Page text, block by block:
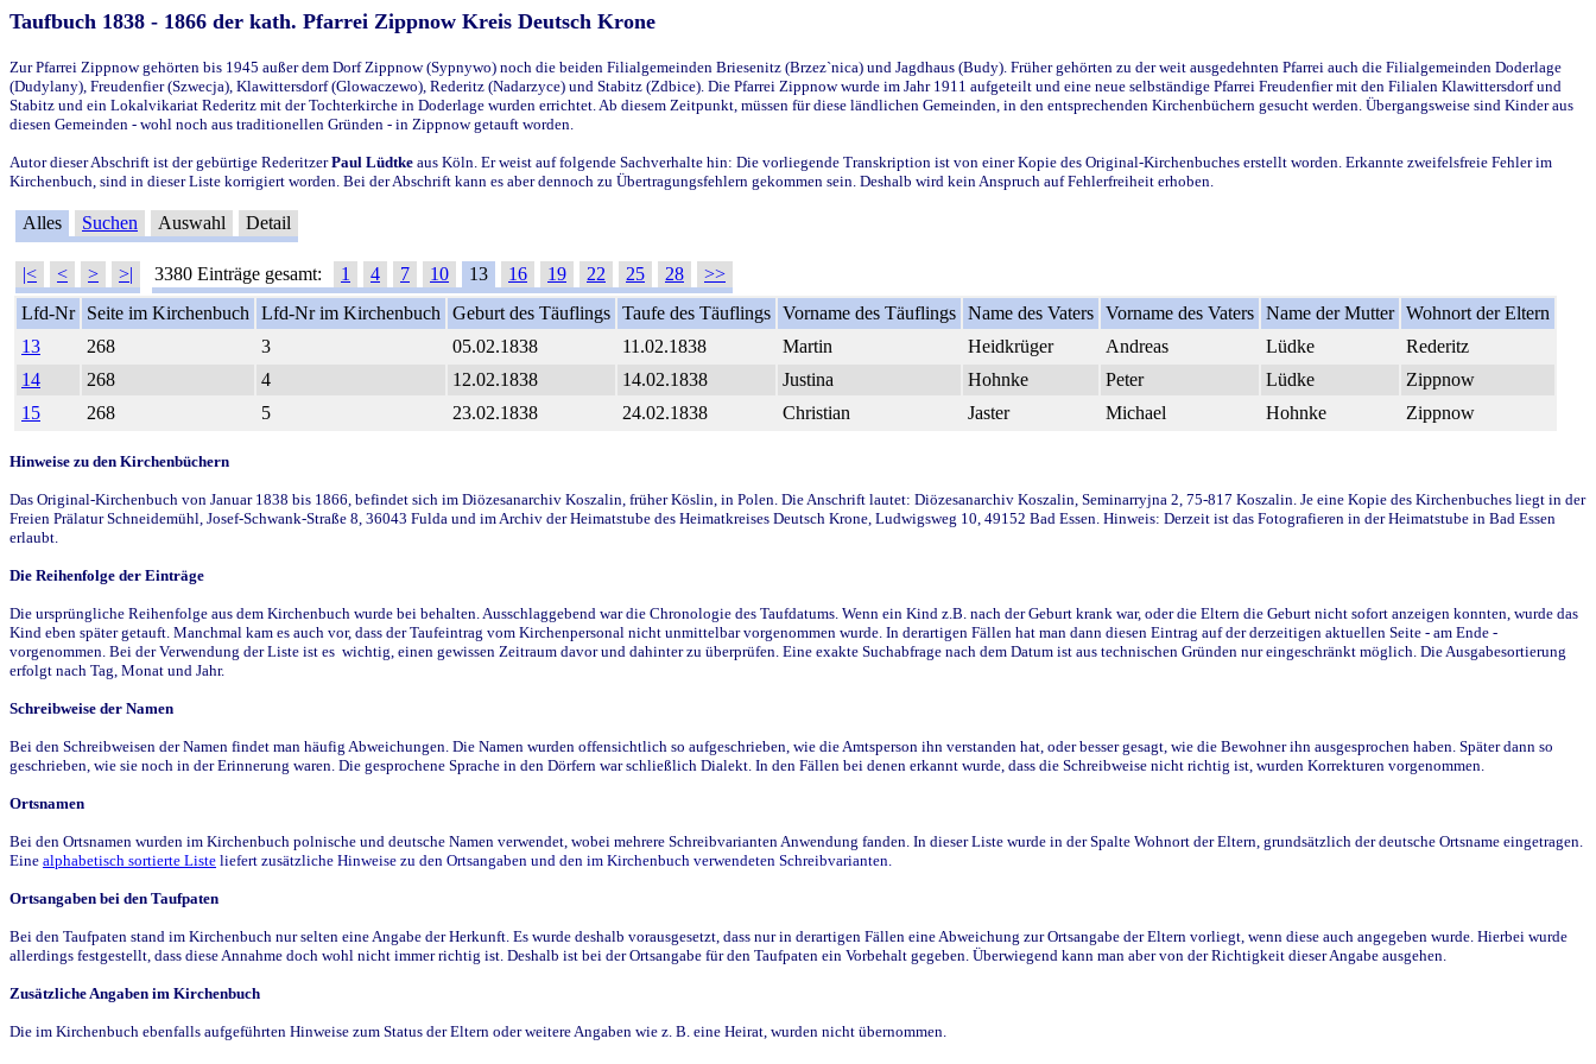
Taufbuch 1838 - 1866 der kath. Pfarrei Zippnow Kreis Deutsch Krone
Zur Pfarrei Zippnow gehörten bis 1945 außer dem Dorf Zippnow (Sypnywo) noch die beiden Filialgemeinden Briesenitz (Brzez`nica) und Jagdhaus (Budy). Früher gehörten zu der weit ausgedehnten Pfarrei auch die Filialgemeinden Doderlage
(Dudylany), Freudenfier (Szwecja), Klawittersdorf (Glowaczewo), Rederitz (Nadarzyce) und Stabitz (Zdbice). Die Pfarrei Zippnow wurde im Jahr 1911 aufgeteilt und eine neue selbständige Pfarrei Freudenfier mit den Filialen Klawittersdorf und
Stabitz und ein Lokalvikariat Rederitz mit der Tochterkirche in Doderlage wurden errichtet. Ab diesem Zeitpunkt, müssen für diese ländlichen Gemeinden, in den entsprechenden Kirchenbüchern gesucht werden. Übergangsweise sind Kinder aus
diesen Gemeinden - wohl noch aus traditionellen Gründen - in Zippnow getauft worden.
Autor dieser Abschrift ist der gebürtige RederitzerPaul Lüdtke aus Köln. Er weist auf folgende Sachverhalte hin: Die vorliegende Transkription ist von einer Kopie des Original-Kirchenbuches erstellt worden. Erkannte zweifelsfreie Fehler im
Kirchenbuch, sind in dieser Liste korrigiert worden. Bei der Abschrift kann es aber dennoch zu Übertragungsfehlern gekommen sein. Deshalb wird kein Anspruch auf Fehlerfreiheit erhoben.
Alles Suchen Auswahl Detail
|< < > >| 3380 Einträge gesamt: 1 4 7 10 13 16 19 22 25 28
>>
Lfd-Nr
Seite im Kirchenbuch Lfd-Nr im Kirchenbuch Geburt des Täuflings Taufe des Täuflings Vorname des Täuflings Name des Vaters Vorname des Vaters Name der Mutter Wohnort der Eltern
13
268 3 05.02.1838 11.02.1838 Martin Heidkrüger Andreas Lüdke
Rederitz
14
268 4 12.02.1838 14.02.1838 Justina Hohnke Peter Lüdke
Zippnow
15
268 5 23.02.1838 24.02.1838 Christian Jaster Michael Hohnke Zippnow
Hinweise zu den Kirchenbüchern
Das Original-Kirchenbuch von Januar 1838 bis 1866, befindet sich im Diözesanarchiv Koszalin, früher Köslin, in Polen. Die Anschrift lautet: Diözesanarchiv Koszalin, Seminarryjna 2, 75-817 Koszalin. Je eine Kopie des Kirchenbuches liegt in der
Freien Prälatur Schneidemühl, Josef-Schwank-Straße 8, 36043 Fulda und im Archiv der Heimatstube des Heimatkreises Deutsch Krone, Ludwigsweg 10, 49152 Bad Essen. Hinweis: Derzeit ist das Fotografieren in der Heimatstube in Bad Essen
erlaubt.
Die Reihenfolge der Einträge
Die ursprüngliche Reihenfolge aus dem Kirchenbuch wurde bei behalten. Ausschlaggebend war die Chronologie des Taufdatums. Wenn ein Kind z.B. nach der Geburt krank war, oder die Eltern die Geburt nicht sofort anzeigen konnten, wurde das
Kind eben später getauft. Manchmal kam es auch vor, dass der Taufeintrag vom Kirchenpersonal nicht unmittelbar vorgenommen wurde. In derartigen Fällen hat man dann diesen Eintrag auf der derzeitigen aktuellen Seite - am Ende -
vorgenommen. Bei der Verwendung der Liste ist es wichtig, einen gewissen Zeitraum davor und dahinter zu überprüfen. Eine exakte Suchabfrage nach dem Datum ist aus technischen Gründen nur eingeschränkt möglich. Die Ausgabesortierung
erfolgt nach Tag, Monat und Jahr.
Schreibweise der Namen
Bei den Schreibweisen der Namen findet man häufig Abweichungen. Die Namen wurden offensichtlich so aufgeschrieben, wie die Amtsperson ihn verstanden hat, oder besser gesagt, wie die Bewohner ihn ausgesprochen haben. Später dann so
geschrieben, wie sie noch in der Erinnerung waren. Die gesprochene Sprache in den Dörfern war schließlich Dialekt. In den Fällen bei denen erkannt wurde, dass die Schreibweise nicht richtig ist, wurden Korrekturen vorgenommen.
Ortsnamen
Bei den Ortsnamen wurden im Kirchenbuch polnische und deutsche Namen verwendet, wobei mehrere Schreibvarianten Anwendung fanden. In dieser Liste wurde in der Spalte Wohnort der Eltern, grundsätzlich der deutsche Ortsname eingetragen.
Eine alphabetisch sortierte Liste liefert zusätzliche Hinweise zu den Ortsangaben und den im Kirchenbuch verwendeten Schreibvarianten.
Ortsangaben bei den Taufpaten
Bei den Taufpaten stand im Kirchenbuch nur selten eine Angabe der Herkunft. Es wurde deshalb vorausgesetzt, dass nur in derartigen Fällen eine Abweichung zur Ortsangabe der Eltern vorliegt, wenn diese auch angegeben wurde. Hierbei wurde
allerdings festgestellt, dass diese Annahme doch wohl nicht immer richtig ist. Deshalb ist bei der Ortsangabe für den Taufpaten ein Vorbehalt gegeben. Überwiegend kann man aber von der Richtigkeit dieser Angabe ausgehen.
Zusätzliche Angaben im Kirchenbuch
Die im Kirchenbuch ebenfalls aufgeführten Hinweise zum Status der Eltern oder weitere Angaben wie z. B. eine Heirat, wurden nicht übernommen.